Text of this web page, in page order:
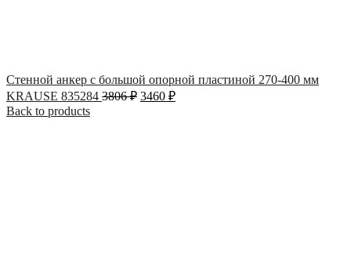
Стенной анкер с большой опорной пластиной 270-400 мм
KRAUSE 835284 3806₽ 3460 ₽
Back to products